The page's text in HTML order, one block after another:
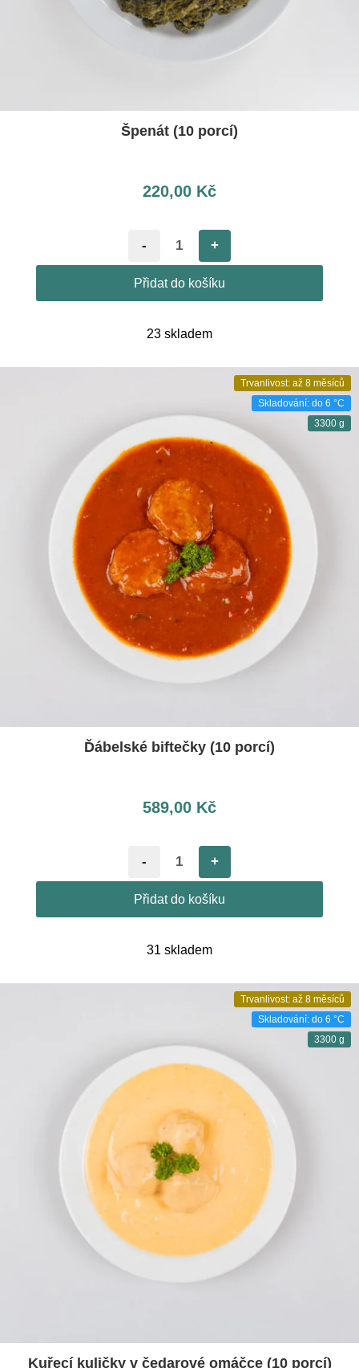
Špenát (10 porcí)
220,00 Kč
- +
Přidat do košíku
23 skladem
Trvanlivost: až 8 měsíců
Skladování: do 6 °C
3300 g
Ďábelské biftečky (10 porcí)
589,00 Kč
- +
Přidat do košíku
31 skladem
Trvanlivost: až 8 měsíců
Skladování: do 6 °C
3300 g
Kuřecí kuličky v čedarové omáčce (10 porcí)